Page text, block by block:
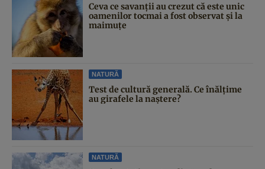
Ceva ce savanții au crezut că este unic
oamenilor tocmai a fost observat și la
maimuțe
NATURĂ
Test de cultură generală. Ce înălțime
au girafele la naștere?
NATURĂ